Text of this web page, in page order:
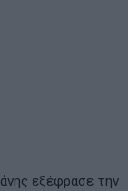
εξέφρασε την